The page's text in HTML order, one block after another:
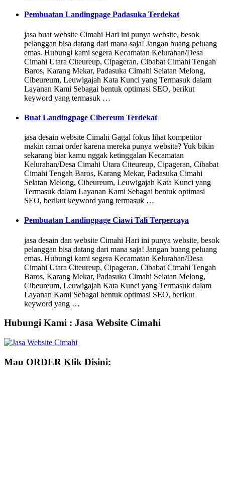
Pembuatan Landingpage Padasuka Terdekat
jasa buat website Cimahi Hari ini punya website, besok
pelanggan bisa datang dari mana saja! Jangan buang peluang
emas. Hubungi kami segera Kecamatan Kelurahan/Desa
Cimahi Utara Citeureup, Cipageran, Cibabat Cimahi Tengah
Baros, Karang Mekar, Padasuka Cimahi Selatan Melong,
Cibeureum, Leuwigajah Kata Kunci yang Termasuk dalam
Layanan Kami Sebagai bentuk optimasi SEO, berikut
keyword yang termasuk …
Buat Landingpage Cibereum Terdekat
jasa desain website Cimahi Gagal fokus lihat kompetitor
makin ramai order karena mereka punya website? Yuk bikin
sekarang biar kamu nggak ketinggalan Kecamatan
Kelurahan/Desa Cimahi Utara Citeureup, Cipageran, Cibabat
Cimahi Tengah Baros, Karang Mekar, Padasuka Cimahi
Selatan Melong, Cibeureum, Leuwigajah Kata Kunci yang
Termasuk dalam Layanan Kami Sebagai bentuk optimasi
SEO, berikut keyword yang termasuk …
Pembuatan Landingpage Ciawi Tali Terpercaya
jasa desain dan website Cimahi Hari ini punya website, besok
pelanggan bisa datang dari mana saja! Jangan buang peluang
emas. Hubungi kami segera Kecamatan Kelurahan/Desa
Cimahi Utara Citeureup, Cipageran, Cibabat Cimahi Tengah
Baros, Karang Mekar, Padasuka Cimahi Selatan Melong,
Cibeureum, Leuwigajah Kata Kunci yang Termasuk dalam
Layanan Kami Sebagai bentuk optimasi SEO, berikut
keyword yang …
Hubungi Kami : Jasa Website Cimahi
Mau ORDER Klik Disini: